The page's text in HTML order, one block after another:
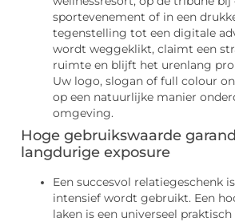
sportevenement of in een
tegenstelling tot een digitale
wordt weggeklikt, claimt een
ruimte en blijft het urenlang
Uw logo, slogan of full colour
op een natuurlijke manier
omgeving.
Hoge gebruikswaarde
langdurige exposure
Een succesvol relatiegeschenk
intensief wordt gebruikt. Een
laken is een universeel